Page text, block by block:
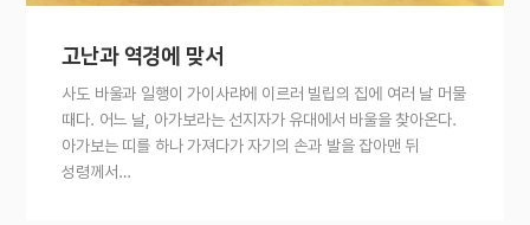
고난과 역경에 맞서
사도 바울과 일행이 가이사랴에 이르러 빌립의 집에 여러 날 머물
때다. 어느 날, 아가보라는 선지자가 유대에서 바울을 찾아온다.
아가보는 띠를 하나 가져다가 자기의 손과 발을 잡아맨 뒤
성령께서…